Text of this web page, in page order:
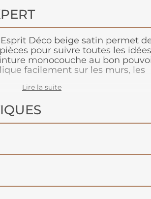
Déco beige satin permet
pour suivre toutes les
monocouche au bon
facilement sur les murs, les
blanc.Lire la suite